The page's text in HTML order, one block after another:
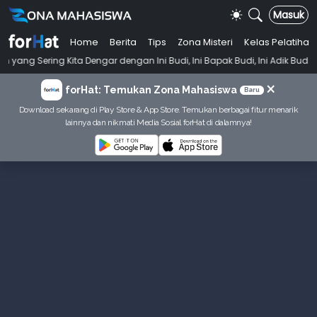
Masuk
Home Berita Tips Zona Misteri
Kelas Pelatihan
Kita Dengar dengan Ini Budi, Ini Bapak Budi, Ini Adik Budi • Punya
forHat: Temukan Zona Mahasiswa Baru ×
Download sekarang di Play Store & App Store. Temukan berbagai fitur menarik
lainnya dan nikmati Media Sosial forHat di dalamnya!